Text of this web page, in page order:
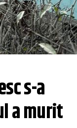
s-a
a murit